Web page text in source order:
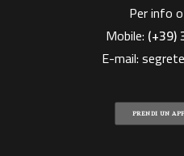
Per info
Mobile: (+39)
E-mail:
PRENDI UN